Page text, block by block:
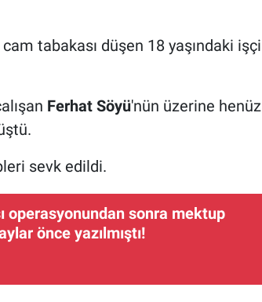
tabakası düşen 18 yaşındaki işçi
Ferhat Söyü'nün üzerine henüz
sevk edildi.
operasyonundan sonra mektup
önce yazılmıştı!